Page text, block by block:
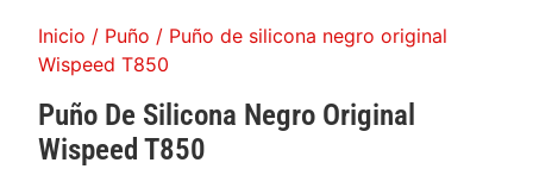
Inicio / Puño / Puño de silicona negro original
Wispeed T850
Puño De Silicona Negro Original
Wispeed T850